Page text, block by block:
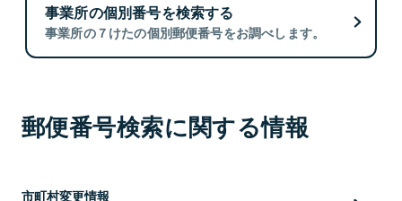
事業所の個別番号を検索する
事業所の７けたの個別郵便番号をお調べします。
郵便番号検索に関する情報
市町村変更情報